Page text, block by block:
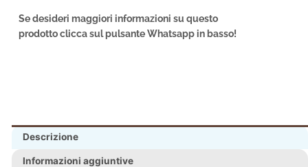
Se desideri maggiori informazioni su questo
prodotto clicca sul pulsante Whatsapp in basso!
Descrizione
Informazioni aggiuntive